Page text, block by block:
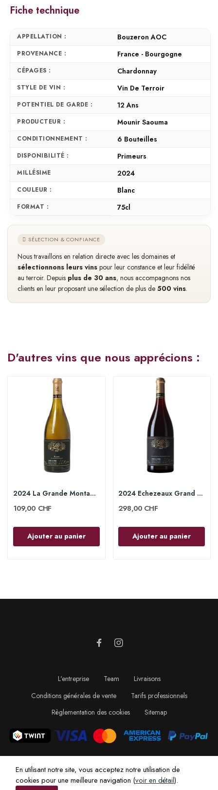
Fiche technique
APPELLATION : Bouzeron AOC
PROVENANCE : France - Bourgogne
CÉPAGES : Chardonnay
STYLE DE VIN : Vin De Terroir
POTENTIEL DE GARDE : 12 Ans
PRODUCTEUR : Mounir Saouma
CONDITIONNEMENT : 6 Bouteilles
DISPONIBILITÉ : Primeurs
MILLÉSIME 2024
COULEUR : Blanc
FORMAT : 75cl
SÉLECTION & CONFIANCE
Nous travaillons en relation directe avec les domaines et
sélectionnons leurs vins pour leur constance et leur fidélité
au terroir. Depuis plus de 30 ans, nous accompagnons nos
clients en leur proposant une sélection de plus de 500 vins.
D'autres vins que nous apprécions :
2024 La Grande Montagne Chassagne-Montrachet...
109,00 CHF
Ajouter au panier
2024 Echezeaux Grand Cru 75 cl - Lucien le Moine
298,00 CHF
Ajouter au panier
L'entreprise Team
Livraisons
Conditions générales de vente
Tarifs professionnels
Règlementation des cookies
Sitemap
En utilisant notre site, vous acceptez notre utilisation de
cookies pour une meilleure navigation (voir en détail).